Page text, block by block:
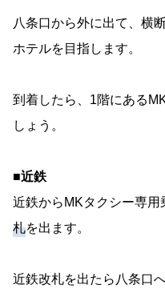
八条口から外に出て、横
ホテルを目指します。
到着したら、1階にある
しょう。
■近鉄
近鉄からMKタクシー専用
札を出ます。
近鉄改札を出たら八条口